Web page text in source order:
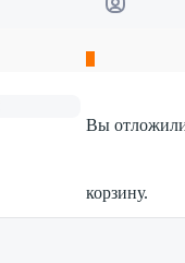
Вы
корзину.